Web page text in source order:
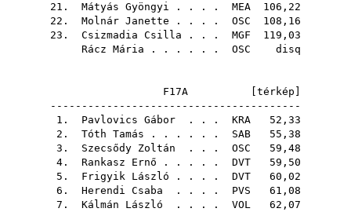
21. Mátyás Gyöngyi . . . . MEA 106,22
22. Molnár Janette . . . . OSC 108,16
23. Csizmadia Csilla . . . MGF 119,03
Rácz Mária . . . . . . OSC disq
F17A [ térkép
----------------------------------------
1. Pavlovics Gábor . . . KRA 52,33
2. Tóth Tamás . . . . . . SAB 55,38
3. Szecsődy Zoltán . . . OSC 59,48
4. Rankasz Ernő . . . . . DVT 59,50
5. Frigyik László . . . . DVT 60,02
6. Herendi Csaba . . . . PVS 61,08
7. Kálmán László . . . . VOL 62,07